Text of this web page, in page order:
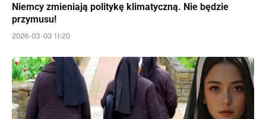
Niemcy zmieniają politykę klimatyczną. Nie będzie
przymusu!
2026-03-03 11:20